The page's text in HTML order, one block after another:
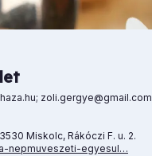
zoli.gergye@gmail.com
Miskolc, Rákóczi F. u. 2.
nepmuveszeti-egyesul…